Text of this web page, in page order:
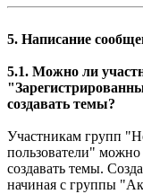
5. Написание
5.1. Можно ли
создавать темы?
Участникам групп
пользователи" можно
создавать темы.
начиная с группы